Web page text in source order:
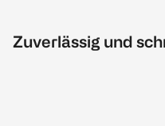
Zuverlässig und